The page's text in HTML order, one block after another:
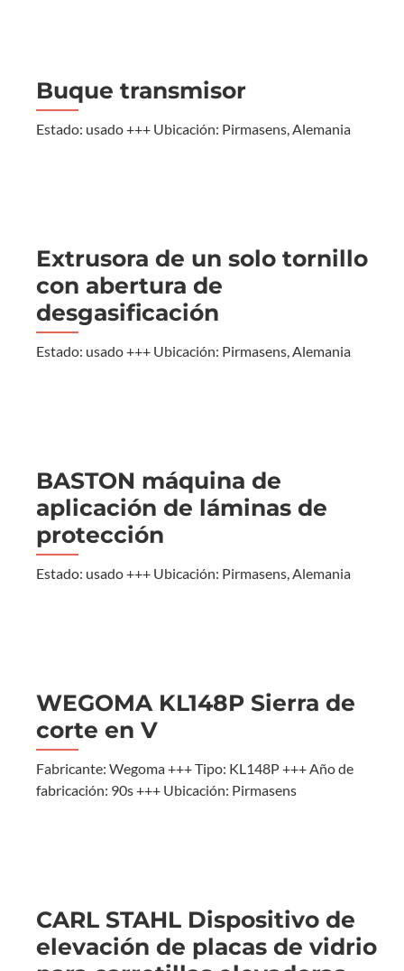
Buque transmisor
Estado: usado +++ Ubicación: Pirmasens, Alemania
Extrusora de un solo tornillo
con abertura de
desgasificación
Estado: usado +++ Ubicación: Pirmasens, Alemania
BASTON máquina de
aplicación de láminas de
protección
Estado: usado +++ Ubicación: Pirmasens, Alemania
WEGOMA KL148P Sierra de
corte en V
Fabricante: Wegoma +++ Tipo: KL148P +++ Año de
fabricación: 90s +++ Ubicación: Pirmasens
CARL STAHL Dispositivo de
elevación de placas de vidrio